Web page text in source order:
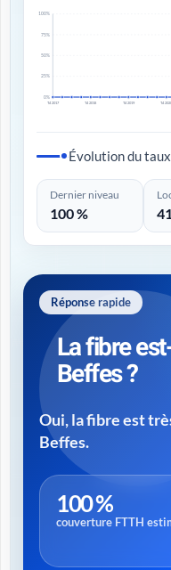
0%
25%
50%
75%
100%
T4 2017 T4 2018 T4 2019 T4 2020
Évolution du
Dernier niveau
100 %
Réponse rapide
La fibre
Beffes ?
Oui, la fibre est
Beffes.
100 %
couverture FTTH